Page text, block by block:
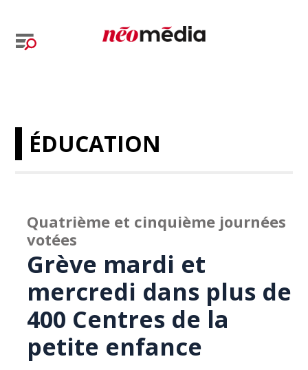
ÉDUCATION
Quatrième et cinquième journées
votées
Grève mardi et
mercredi dans plus de
400 Centres de la
petite enfance